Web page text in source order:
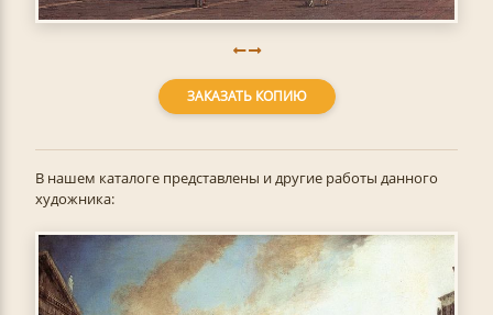
ЗАКАЗАТЬ КОПИЮ
В нашем каталоге представлены и другие работы данного
художника: